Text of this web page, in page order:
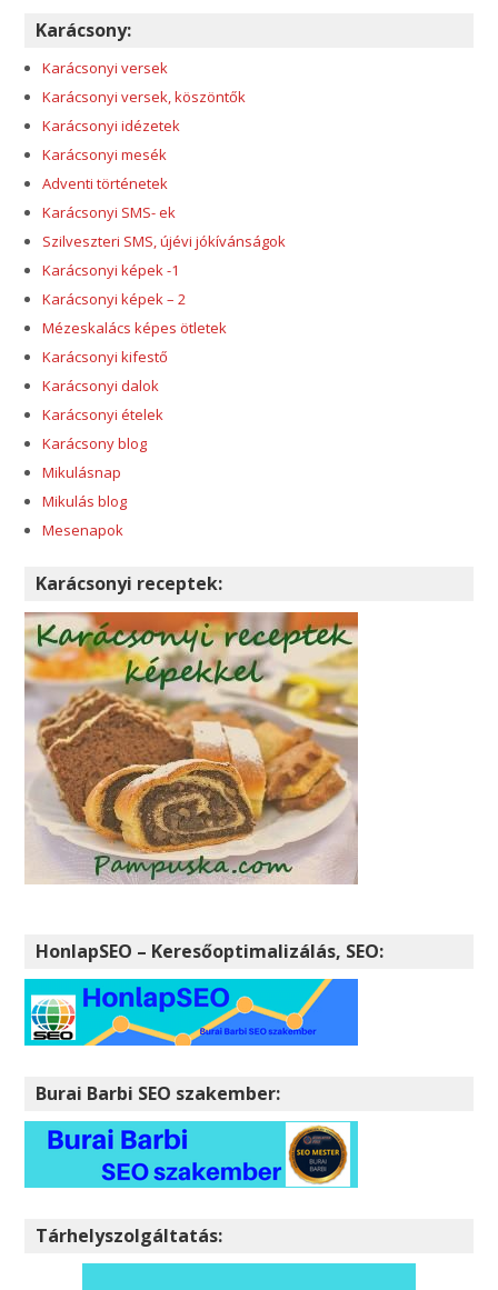
Karácsony:
Karácsonyi versek
Karácsonyi versek, köszöntők
Karácsonyi idézetek
Karácsonyi mesék
Adventi történetek
Karácsonyi SMS- ek
Szilveszteri SMS, újévi jókívánságok
Karácsonyi képek -1
Karácsonyi képek – 2
Mézeskalács képes ötletek
Karácsonyi kifestő
Karácsonyi dalok
Karácsonyi ételek
Karácsony blog
Mikulásnap
Mikulás blog
Mesenapok
Karácsonyi receptek:
HonlapSEO – Keresőoptimalizálás, SEO:
Burai Barbi SEO szakember:
Tárhelyszolgáltatás: